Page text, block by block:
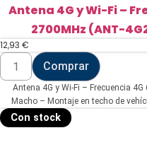
Antena 4G y Wi-Fi –
2700MHz (ANT-
12,93 €
Antena
y
Wi-
-
Frecuencia
Comprar
Antena 4G y Wi-Fi – Frecuencia 4G 698-960/1710-2700MHz – Conector SMA
Macho – Montaje en techo de
Con stock